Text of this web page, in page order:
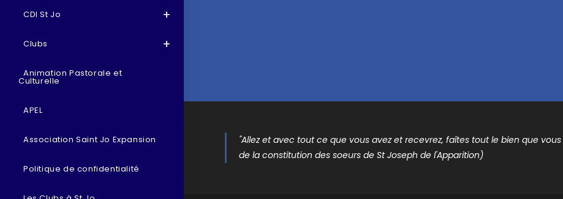
CDI St Jo
Clubs
Animation Pastorale et
Culturelle
APEL
Association Saint Jo Expansion
Politique de confidentialité
"Allez et avec tout ce que vous avez et recevrez, faîtes tout le bien que
de la constitution des soeurs de St Joseph de l'Apparition)